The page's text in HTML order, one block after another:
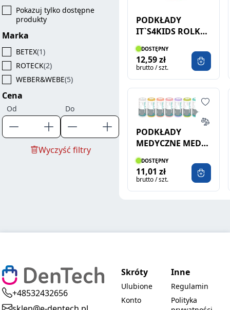
Pokazuj tylko dostępne
produkty
Marka
BETEX(1)
ROTECK(2)
WEBER&WEBE(5)
Cena
Od Do
Wyczyść filtry
PODKŁADY
IT`S4KIDS ROLKA
50X50 80SZT
MORELA
DOSTĘPNY
12,59 zł
brutto / szt.
PODKŁADY
MEDYCZNE MEDIX
PRO PF ROLKA
51X160
DOSTĘPNY
11,01 zł
brutto / szt.
+48532432656
Skróty
Ulubione
Konto
Inne
Regulamin
Polityka